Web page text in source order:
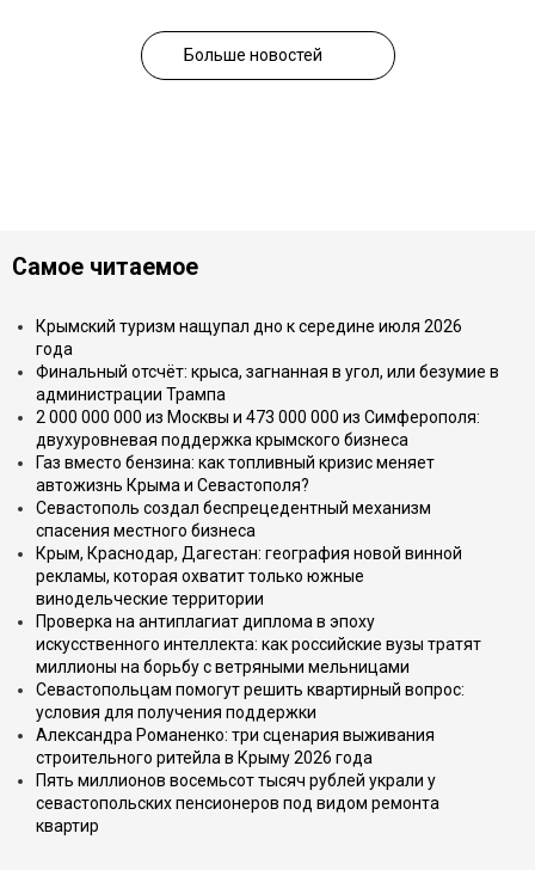
Больше новостей
Самое читаемое
Крымский туризм нащупал дно к середине июля 2026
года
Финальный отсчёт: крыса, загнанная в угол, или безумие в
администрации Трампа
2 000 000 000 из Москвы и 473 000 000 из Симферополя:
двухуровневая поддержка крымского бизнеса
Газ вместо бензина: как топливный кризис меняет
автожизнь Крыма и Севастополя?
Севастополь создал беспрецедентный механизм
спасения местного бизнеса
Крым, Краснодар, Дагестан: география новой винной
рекламы, которая охватит только южные
винодельческие территории
Проверка на антиплагиат диплома в эпоху
искусственного интеллекта: как российские вузы тратят
миллионы на борьбу с ветряными мельницами
Севастопольцам помогут решить квартирный вопрос:
условия для получения поддержки
Александра Романенко: три сценария выживания
строительного ритейла в Крыму 2026 года
Пять миллионов восемьсот тысяч рублей украли у
севастопольских пенсионеров под видом ремонта
квартир